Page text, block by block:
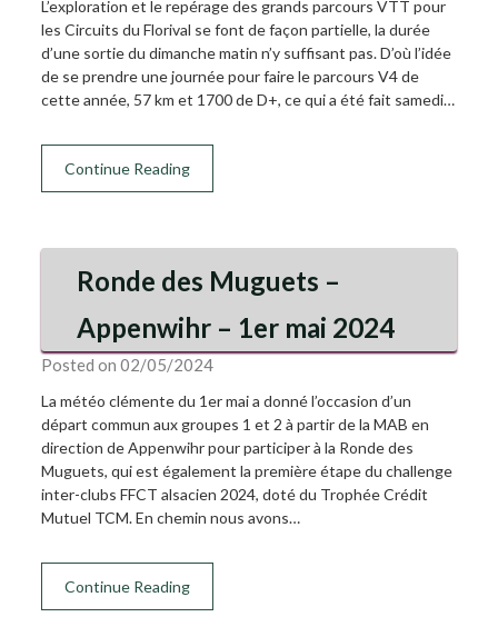
L’exploration et le repérage des grands parcours VTT pour
les Circuits du Florival se font de façon partielle, la durée
d’une sortie du dimanche matin n’y suffisant pas. D’où l’idée
de se prendre une journée pour faire le parcours V4 de
cette année, 57 km et 1700 de D+, ce qui a été fait samedi…
Continue Reading
Ronde des Muguets –
Appenwihr – 1er mai 2024
Posted on 02/05/2024
La météo clémente du 1er mai a donné l’occasion d’un
départ commun aux groupes 1 et 2 à partir de la MAB en
direction de Appenwihr pour participer à la Ronde des
Muguets, qui est également la première étape du challenge
inter-clubs FFCT alsacien 2024, doté du Trophée Crédit
Mutuel TCM. En chemin nous avons…
Continue Reading